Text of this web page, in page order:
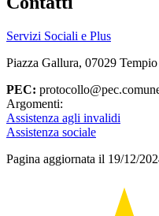
Servizi Sociali e Plus
Piazza Gallura, 07029
PEC:
Argomenti:
Assistenza agli invalidi
Assistenza sociale
Pagina aggiornata il 19/12/